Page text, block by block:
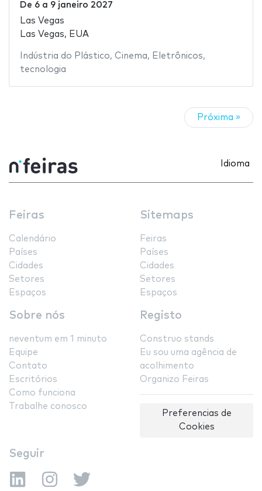
De 6a 9 janeiro 2027
Las Vegas
Las Vegas, EUA
Indústria do Plástico, Cinema, Eletrônicos,
tecnologia
Próxima »
Idioma
Feiras
Calendário
Países
Cidades
Setores
Espaços
Sitemaps
Feiras
Países
Cidades
Setores
Espaços
Sobre nós
neventum em 1 minuto
Equipe
Contato
Escritórios
Como funciona
Trabalhe conosco
Registo
Construo stands
Eu sou uma agência de
acolhimento
Organizo Feiras
Preferencias de
Cookies
Seguir